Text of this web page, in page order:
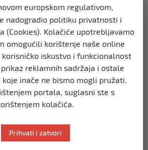
probio izraelsku blokadu
u Gazu – kapetan iz Sarajeva
BiH
mjeseci
stanje u Münchenu, odjeknulo
eksplozija: Ima žrtava,
mjeseci
europskom regulativom,
nadogradio politiku privatnosti i
(Cookies). Kolačiće upotrebljavamo
omogućili korištenje naše online
iskustvo i funkcionalnost
reklamnih sadržaja i ostale
inače ne bismo mogli pružati.
portala, suglasni ste s
kolačića.
Prihvati i zatvori